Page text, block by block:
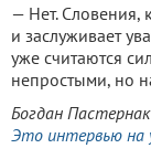
— Нет.
и заслуживает
уже считаются
непростыми, но
Богдан Пастернак
Это интервью на